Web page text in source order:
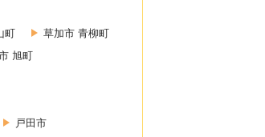
町
草加市 青柳町
旭町
戸田市